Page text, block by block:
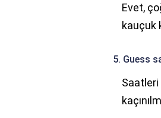
Evet,
kauçuk
5. Guess
Saatleri